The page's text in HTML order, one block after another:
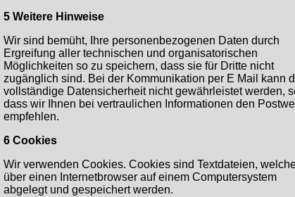
5 Weitere Hinweise
Wir sind bemüht, Ihre personenbezogenen Daten durch
Ergreifung aller technischen und organisatorischen
Möglichkeiten so zu speichern, dass sie für Dritte nicht
zugänglich sind. Bei der Kommunikation per E Mail kann
vollständige Datensicherheit nicht gewährleistet werden,
dass wir Ihnen bei vertraulichen Informationen den
empfehlen.
6 Cookies
Wir verwenden Cookies. Cookies sind Textdateien,
über einen Internetbrowser auf einem Computersystem
abgelegt und gespeichert werden.